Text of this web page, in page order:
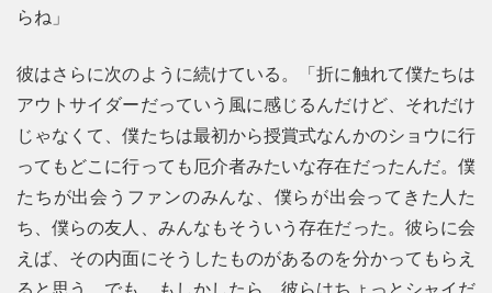
らね」
彼はさらに次のように続けている。「折に触れて僕たちは
アウトサイダーだっていう風に感じるんだけど、それだけ
じゃなくて、僕たちは最初から授賞式なんかのショウに行
ってもどこに行っても厄介者みたいな存在だったんだ。僕
たちが出会うファンのみんな、僕らが出会ってきた人た
ち、僕らの友人、みんなもそういう存在だった。彼らに会
えば、その内面にそうしたものがあるのを分かってもらえ